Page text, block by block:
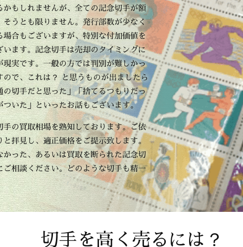
もしれませんが、全ての記念切手が額
うとも限りません。発行部数が少なく
合もございますが、特別な付加価値を
ます。記念切手は売却のタイミングに
実です。一般の方では判別が難しかっ
で、これは？ と思うものが出ましたら
切手だと思った」「捨てるつもりだっ
いた」といったお話もございます。
の買取相場を熟知しております。ご依
拝見し、適正価格をご提示致します。
った、あるいは買取を断られた記念切
相談ください。どのような切手も精一
切手を高く売るには？